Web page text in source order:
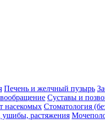
Печень и желчный пузырь
Суставы и
насекомых Стоматология
растяжения